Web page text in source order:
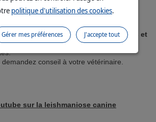
peut-on le soigner ?
contre la leishmaniose sontlourds et
de ralentir l’évolution de la maladie et
conseil à votre vétérinaire.
sur la leishmaniose canine
politique d'utilisation des cookies.
J'accepte tout
Gérer mes préférences